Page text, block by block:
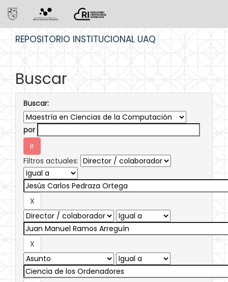
REPOSITORIO INSTITUCIONAL UAQ
Buscar
Buscar:
por
Filtros actuales: